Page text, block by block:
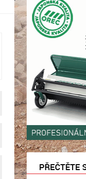
PŘEČTĚTE